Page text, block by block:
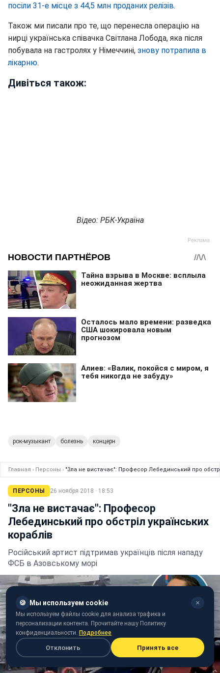
посіли 31-е місце з 44,5 млн проданих релізів.
Також ми писали про те, що перенесла операцію на
нирці українська співачка Світлана Лобода, яка після
побувала на гастролях у Німеччині, знову потрапила в
лікарню.
Дивіться також:
Відео: РБК-Україна
рок-музыкант болезнь концерн
Главная › Персоны › "Зла не вистачає": Професор Лебединський про
ПЕРСОНЫ 26 ноября 2018 · 18:53
"Зла не вистачає": Професор
Лебединський про обстріл українських
кораблів
Російський артист підтримав українців після нападу
ФСБ в Азовському морі
🍪 Мы используем cookie ✕
Мы используем файлы cookie для анализа трафика и
персонализации контента. Прочитайте нашу Политику
конфиденциальности. Подробнее
Отклонить Принять все